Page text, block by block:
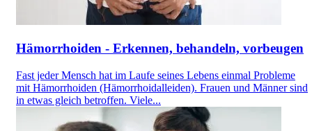
Hämorrhoiden - Erkennen, behandeln, vorbeugen
Fast jeder Mensch hat im Laufe seines Lebens einmal Probleme
mit Hämorrhoiden (Hämorrhoidalleiden). Frauen und Männer sind
in etwas gleich betroffen. Viele...